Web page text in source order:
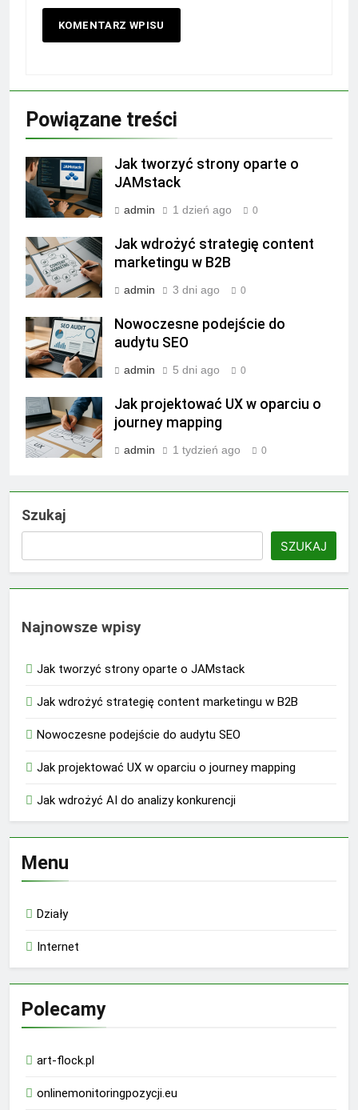
Powiązane treści
Jak tworzyć strony oparte o
JAMstack
admin 1 dzień ago 0
Jak wdrożyć strategię content
marketingu w B2B
admin 3 dni ago 0
Nowoczesne podejście do
audytu SEO
admin 5 dni ago 0
Jak projektować UX w oparciu o
journey mapping
admin 1 tydzień ago 0
Szukaj
SZUKAJ
Najnowsze wpisy
Jak tworzyć strony oparte o JAMstack
Jak wdrożyć strategię content marketingu w B2B
Nowoczesne podejście do audytu SEO
Jak projektować UX w oparciu o journey mapping
Jak wdrożyć AI do analizy konkurencji
Menu
Działy
Internet
Polecamy
art-flock.pl
onlinemonitoringpozycji.eu